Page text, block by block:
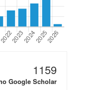
1159
Google Scholar